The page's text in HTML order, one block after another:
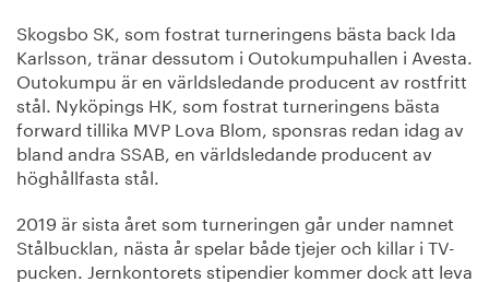
Skogsbo SK, som fostrat turneringens bästa back Ida
Karlsson, tränar dessutom i Outokumpuhallen i Avesta.
Outokumpu är en världsledande producent av rostfritt
stål. Nyköpings HK, som fostrat turneringens bästa
forward tillika MVP Lova Blom, sponsras redan idag av
bland andra SSAB, en världsledande producent av
höghållfasta stål.
2019 är sista året som turneringen går under namnet
Stålbucklan, nästa år spelar både tjejer och killar i TV-
pucken. Jernkontorets stipendier kommer dock att leva